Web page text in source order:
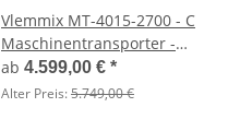
Vlemmix MT-4015-2700 - C
Maschinentransporter -
Baggeranhänger
ab 4.599,00 € *
Alter Preis:5.749,00 €